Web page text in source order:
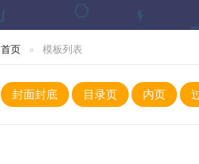
首页 模板列表
封面封底 目录页 内页